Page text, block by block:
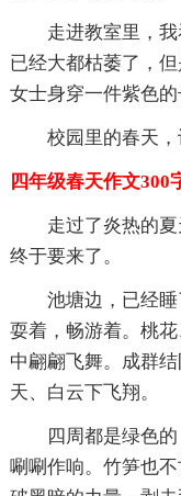
走进教室里，
已经大都枯萎了，
女士身穿一件紫色的
校园里的春天，
四年级春天作文300
走过了炎热的
终于要来了。
池塘边，已经
耍着，畅游着。桃
中翩翩飞舞。成群
天、白云下飞翔。
四周都是绿色
唰唰作响。竹笋也